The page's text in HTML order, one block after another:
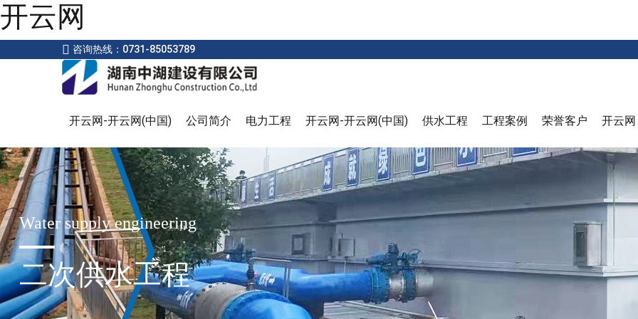
开云网
咨询热线：0731-85053789
开云网-开云网(中国) 公司简介 电力工程 开云网-开云网(中国) 供水工程 工程案例 荣誉客户 开云网
Water supply engineering
二次供水工程